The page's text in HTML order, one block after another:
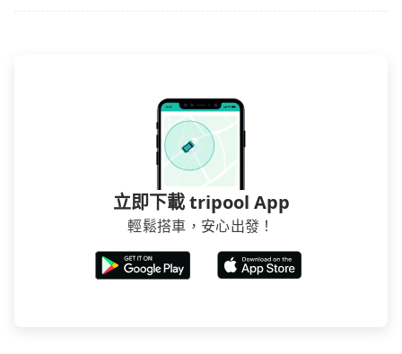
立即下載 tripool App
輕鬆搭車，安心出發！